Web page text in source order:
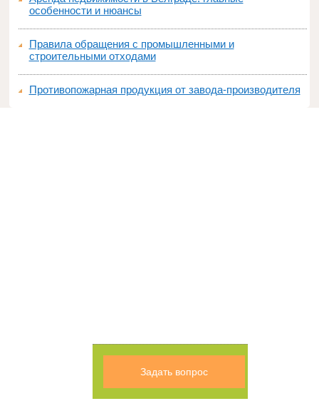
особенности и нюансы
Правила обращения с промышленными и
строительными отходами
Противопожарная продукция от завода-производителя
Задать вопрос